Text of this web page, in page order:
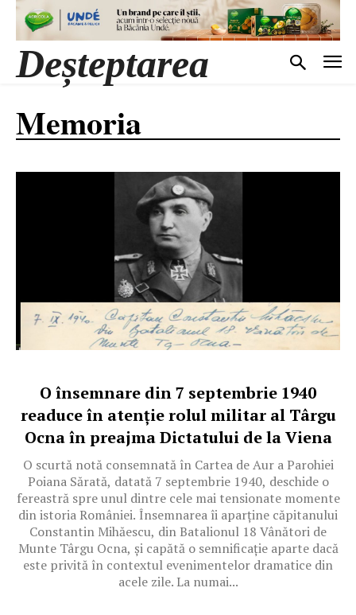
Deșteptarea
Memoria
O însemnare din 7 septembrie 1940
readuce în atenție rolul militar al Târgu
Ocna în preajma Dictatului de la Viena
O scurtă notă consemnată în Cartea de Aur a Parohiei
Poiana Sărată, datată 7 septembrie 1940, deschide o
fereastră spre unul dintre cele mai tensionate momente
din istoria României. Însemnarea îi aparține căpitanului
Constantin Mihăescu, din Batalionul 18 Vânători de
Munte Târgu Ocna, și capătă o semnificație aparte dacă
este privită în contextul evenimentelor dramatice din
acele zile. La numai...